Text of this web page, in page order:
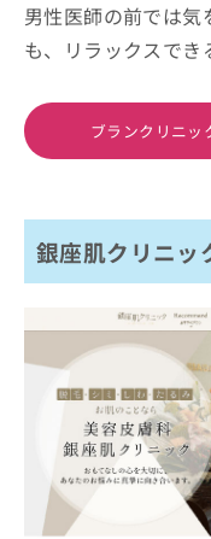
男性医師の前では気
も、リラックスでき
ブランクリニッ
銀座肌クリニッ